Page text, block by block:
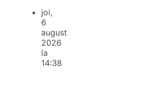
joi,
6
august
2026
la
14:38